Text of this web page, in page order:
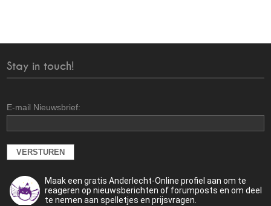
Stay in touch!
E-mail Nieuwsbrief:
Maak een gratis Anderlecht-Online profiel aan om te
reageren op nieuwsberichten of forumposts en om deel
te nemen aan spelletjes en prijsvragen.